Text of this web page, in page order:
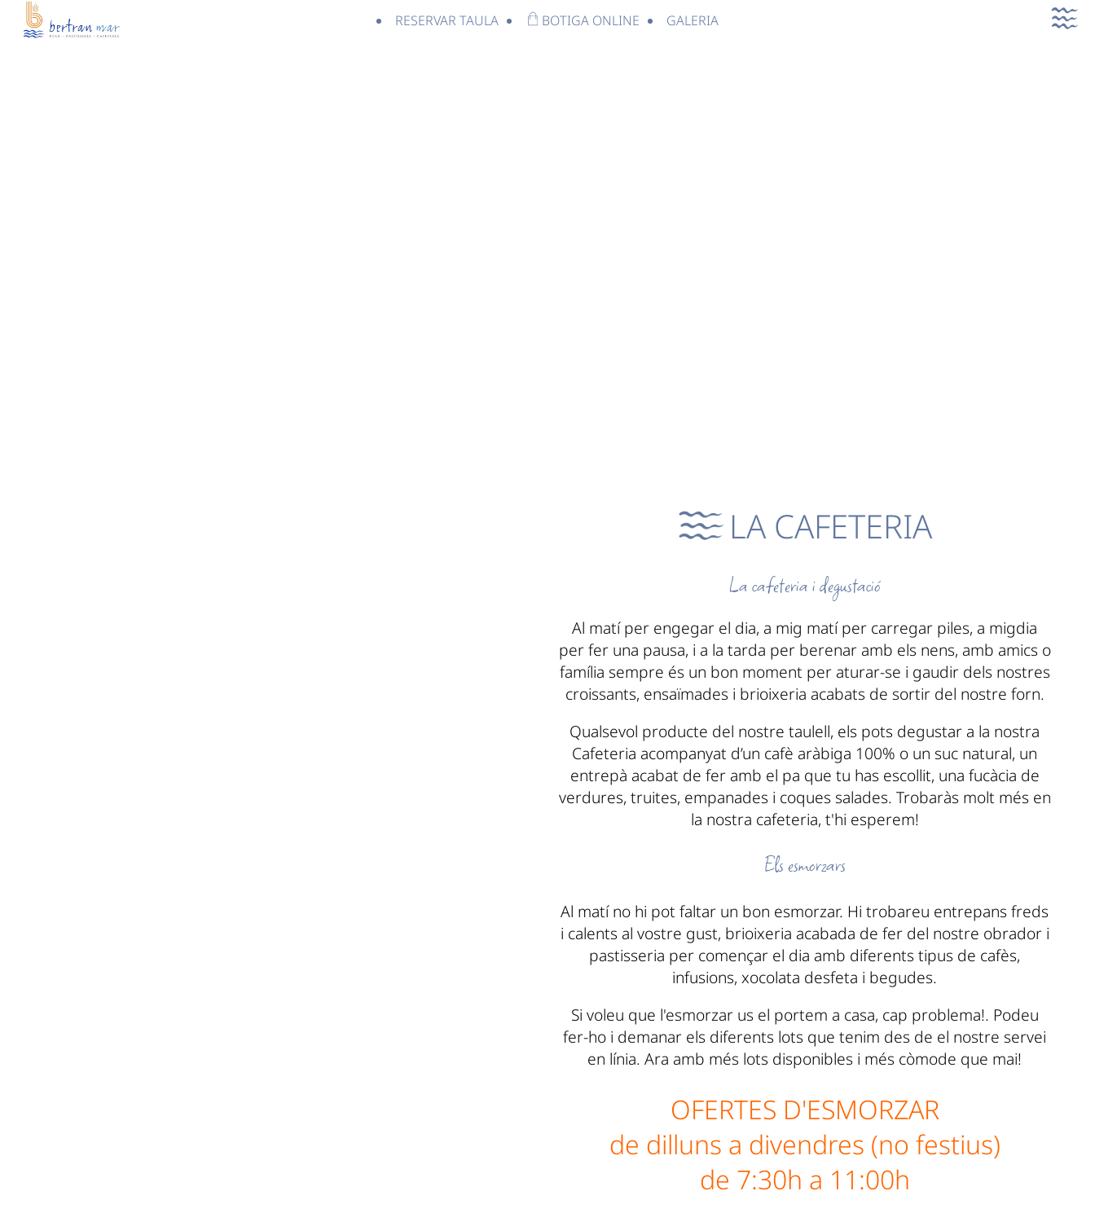
RESERVAR TAULA BOTIGA ONLINE GALERIA
LA CAFETERIA
La cafeteria i degustació
Al matí per engegar el dia, a mig matí per carregar piles, a migdia
per fer una pausa, i a la tarda per berenar amb els nens, amb amics o
família sempre és un bon moment per aturar-se i gaudir dels nostres
croissants, ensaïmades i brioixeria acabats de sortir del nostre forn.
Qualsevol producte del nostre taulell, els pots degustar a la nostra
Cafeteria acompanyat d’un cafè aràbiga 100% o un suc natural, un
entrepà acabat de fer amb el pa que tu has escollit, una fucàcia de
verdures, truites, empanades i coques salades. Trobaràs molt més en
la nostra cafeteria, t'hi esperem!
Els esmorzars
Al matí no hi pot faltar un bon esmorzar. Hi trobareu entrepans freds
i calents al vostre gust, brioixeria acabada de fer del nostre obrador i
pastisseria per començar el dia amb diferents tipus de cafès,
infusions, xocolata desfeta i begudes.
Si voleu que l'esmorzar us el portem a casa, cap problema!. Podeu
fer-ho i demanar els diferents lots que tenim des de el nostre servei
en línia. Ara amb més lots disponibles i més còmode que mai!
OFERTES D'ESMORZAR
de dilluns a divendres (no festius)
de 7:30h a 11:00h